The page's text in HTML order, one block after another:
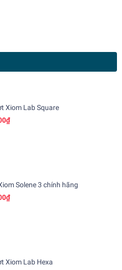
Xiom Lab Square
Solene 3 chính hãng
Xiom Lab Hexa